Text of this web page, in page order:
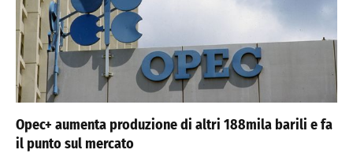
Opec+ aumenta produzione di altri 188mila barili e fa
il punto sul mercato